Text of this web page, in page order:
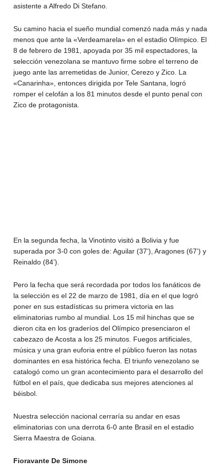
asistente a Alfredo Di Stefano.
Su camino hacia el sueño mundial comenzó nada más y nada
menos que ante la «Verdeamarela» en el estadio Olímpico. El
8 de febrero de 1981, apoyada por 35 mil espectadores, la
selección venezolana se mantuvo firme sobre el terreno de
juego ante las arremetidas de Junior, Cerezo y Zico. La
«Canarinha», entonces dirigida por Tele Santana, logró
romper el celofán a los 81 minutos desde el punto penal con
Zico de protagonista.
En la segunda fecha, la Vinotinto visitó a Bolivia y fue
superada por 3-0 con goles de: Aguilar (37’), Aragones (67’) y
Reinaldo (84’).
Pero la fecha que será recordada por todos los fanáticos de
la selección es el 22 de marzo de 1981, día en el que logró
poner en sus estadísticas su primera victoria en las
eliminatorias rumbo al mundial. Los 15 mil hinchas que se
dieron cita en los graderíos del Olímpico presenciaron el
cabezazo de Acosta a los 25 minutos. Fuegos artificiales,
música y una gran euforia entre el público fueron las notas
dominantes en esa histórica fecha. El triunfo venezolano se
catalogó como un gran acontecimiento para el desarrollo del
fútbol en el país, que dedicaba sus mejores atenciones al
béisbol.
Nuestra selección nacional cerraría su andar en esas
eliminatorias con una derrota 6-0 ante Brasil en el estadio
Sierra Maestra de Goiana.
Fioravante De Simone